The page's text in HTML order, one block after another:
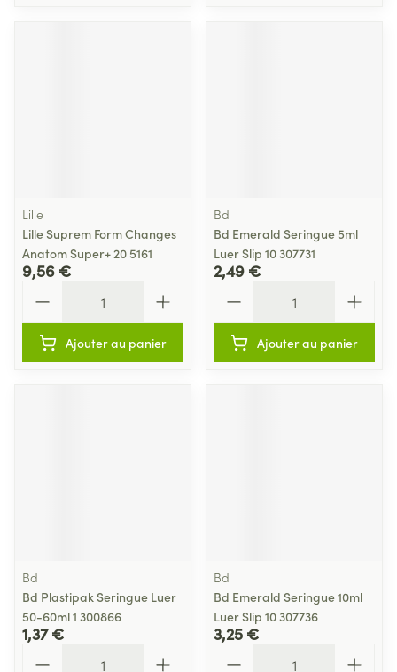
Lille
Lille Suprem Form Changes
Anatom Super+ 20 5161
9,56 €
Ajouter au panier
Bd
Bd Emerald Seringue 5ml
Luer Slip 10 307731
2,49 €
Ajouter au panier
Bd
Bd Plastipak Seringue Luer
50-60ml 1 300866
1,37 €
Bd
Bd Emerald Seringue 10ml
Luer Slip 10 307736
3,25 €